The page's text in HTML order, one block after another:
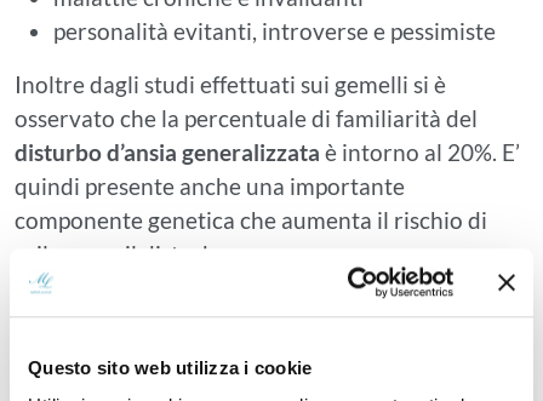
Questo sito web utilizza i cookie
personalità evitanti, introverse e pessimiste
Inoltre dagli studi effettuati sui gemelli si è
osservato che la percentuale di familiarità del
disturbo d’ansia generalizzata è intorno al 20%. E’
quindi presente anche una importante
componente genetica che aumenta il rischio di
sviluppare il disturbo.
generalizzata